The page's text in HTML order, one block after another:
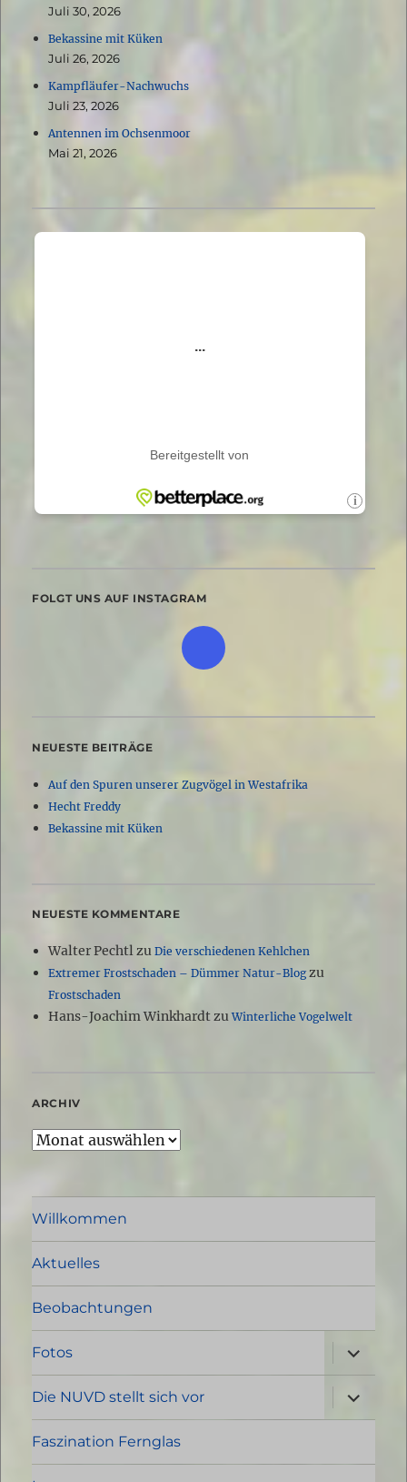
Juli 30, 2026
Bekassine mit Küken
Juli 26, 2026
Kampfläufer-Nachwuchs
Juli 23, 2026
Antennen im Ochsenmoor
Mai 21, 2026
FOLGT UNS AUF INSTAGRAM
NEUESTE BEITRÄGE
Auf den Spuren unserer Zugvögel in Westafrika
Hecht Freddy
Bekassine mit Küken
NEUESTE KOMMENTARE
Walter Pechtlzu Die verschiedenen Kehlchen
Extremer Frostschaden – Dümmer Natur-Blogzu
Frostschaden
Hans-Joachim WinkhardtzuWinterliche Vogelwelt
ARCHIV
Archiv
Willkommen
Aktuelles
Beobachtungen
Fotos
öffnen
Die NUVD stellt sich vor
öffnen
Faszination Fernglas